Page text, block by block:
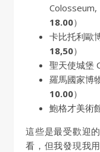
Colosseum,
18.00）
卡比托利歐
18,50）
聖天使城堡
羅馬國家博
10.00）
鮑格才美術
這些是最受歡迎
看，但我發現我